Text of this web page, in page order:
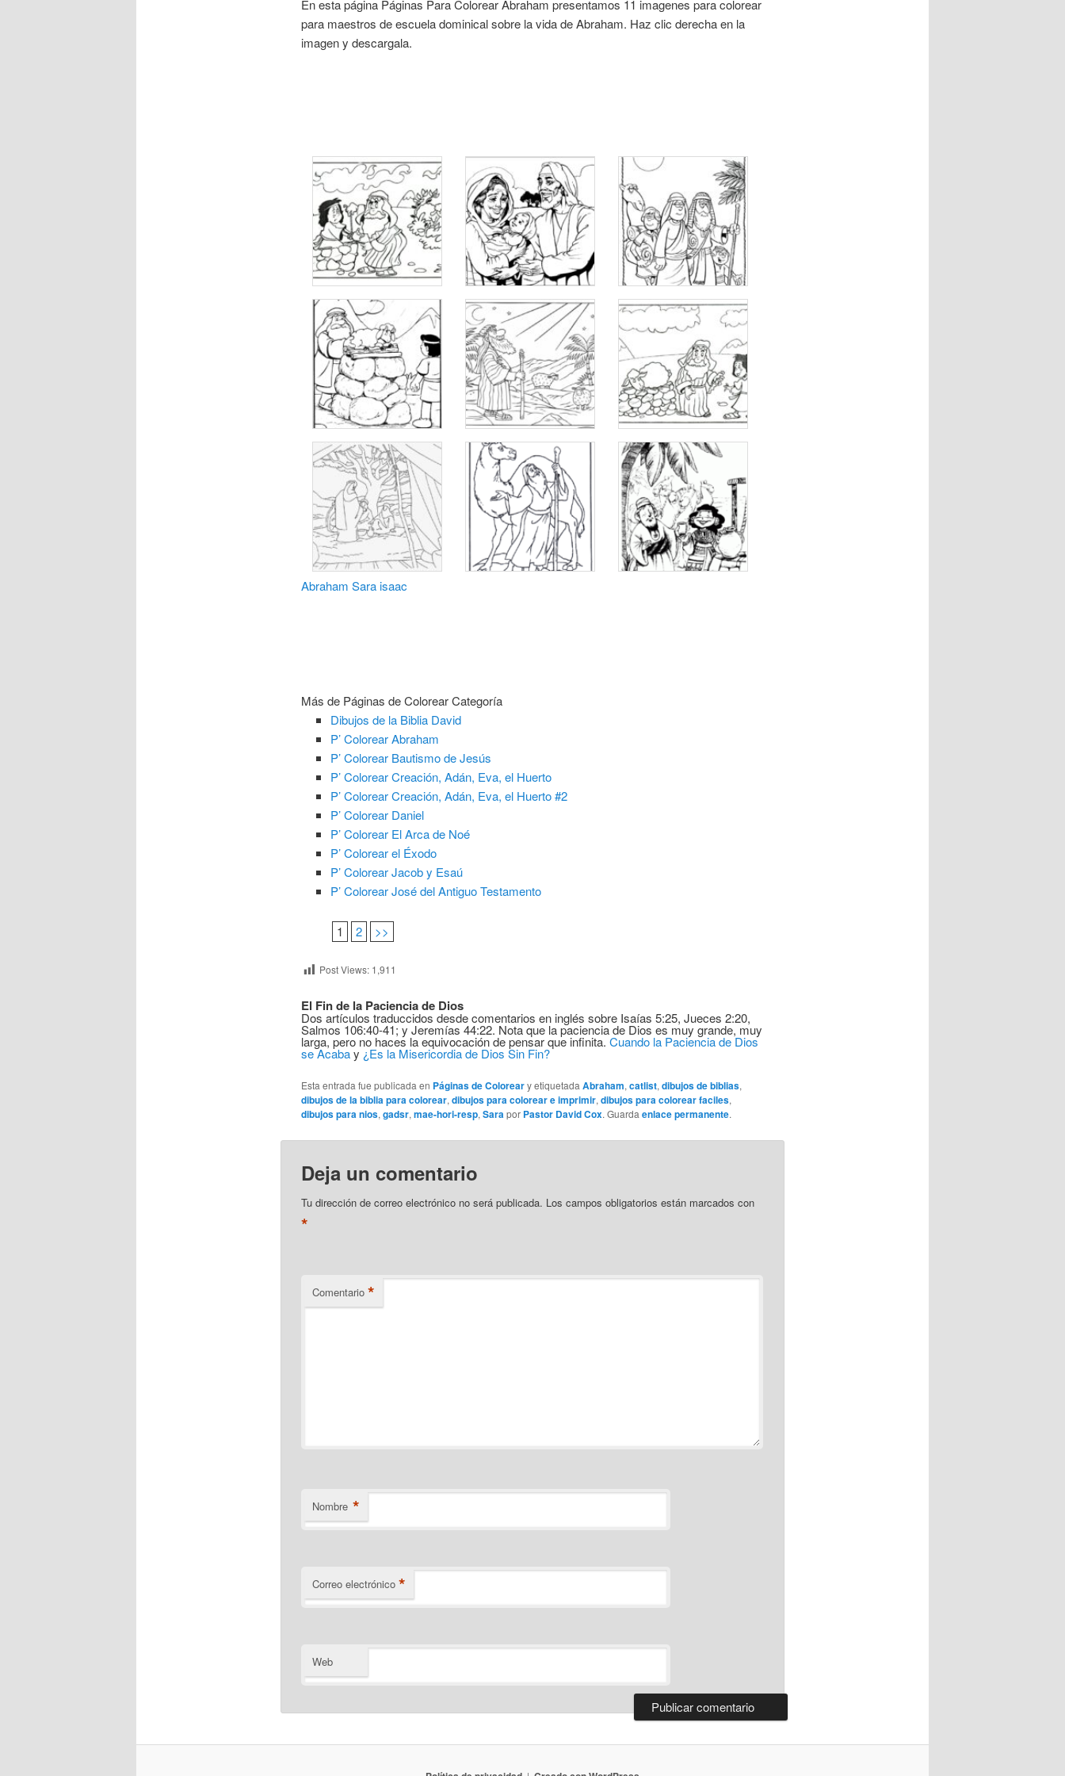
En esta página Páginas Para Colorear Abraham presentamos 11 imagenes para colorear
para maestros de escuela dominical sobre la vida de Abraham. Haz clic derecha en la
imagen y descargala.
Abraham Sara isaac
Más de Páginas de Colorear Categoría
Dibujos de la Biblia David
P’ Colorear Abraham
P’ Colorear Bautismo de Jesús
P’ Colorear Creación, Adán, Eva, el Huerto
P’ Colorear Creación, Adán, Eva, el Huerto #2
P’ Colorear Daniel
P’ Colorear El Arca de Noé
P’ Colorear el Éxodo
P’ Colorear Jacob y Esaú
P’ Colorear José del Antiguo Testamento
1 2 >>
Post Views: 1,911
El Fin de la Paciencia de Dios
Dos artículos traduccidos desde comentarios en inglés sobre Isaías 5:25, Jueces 2:20,
Salmos 106:40-41; y Jeremías 44:22. Nota que la paciencia de Dios es muy grande, muy
larga, pero no haces la equivocación de pensar que infinita. Cuando la Paciencia de Dios
se Acabay ¿Es la Misericordia de Dios Sin Fin?
Esta entrada fue publicada en Páginas de Coloreary etiquetada Abraham, catlist, dibujos de biblias,
dibujos de la biblia para colorear, dibujos para colorear e imprimir, dibujos para colorear faciles,
dibujos para nios, gadsr, mae-hori-resp, Sarapor Pastor David Cox. Guarda enlace permanente.
Deja un comentario
Tu dirección de correo electrónico no será publicada. Los campos obligatorios están marcados con
*
Comentario *
Nombre *
Correo electrónico *
Web